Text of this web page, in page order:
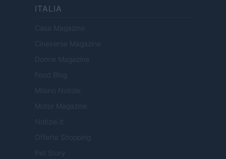
ITALIA
Casa Magazine
Cineverse Magazine
Donne Magazine
Food Blog
Milano Notizie
Motor Magazine
Notizie.it
Offerte Shopping
Pet Story